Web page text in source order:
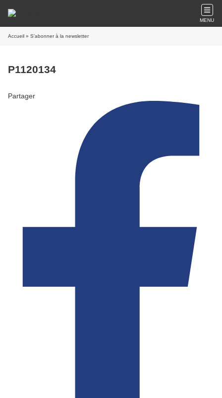
MENU
Accueil » S'abonner à la newsletter
P1120134
Partager